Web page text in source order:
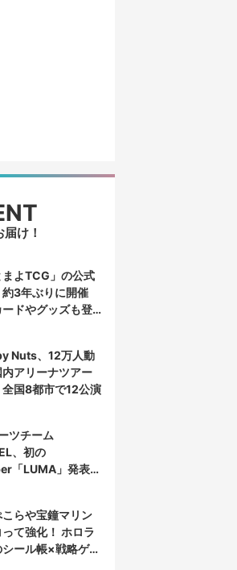
け！
まよTCG」の公式
約3年ぶりに開催
ードやグッズも登
Nuts、12万人動
内アリーナツアー
国8都市で12公演
ツチーム
、初の
「LUMA」発表
らや宝鐘マリン
て強化！ ホロラ
シール帳×戦略ゲー